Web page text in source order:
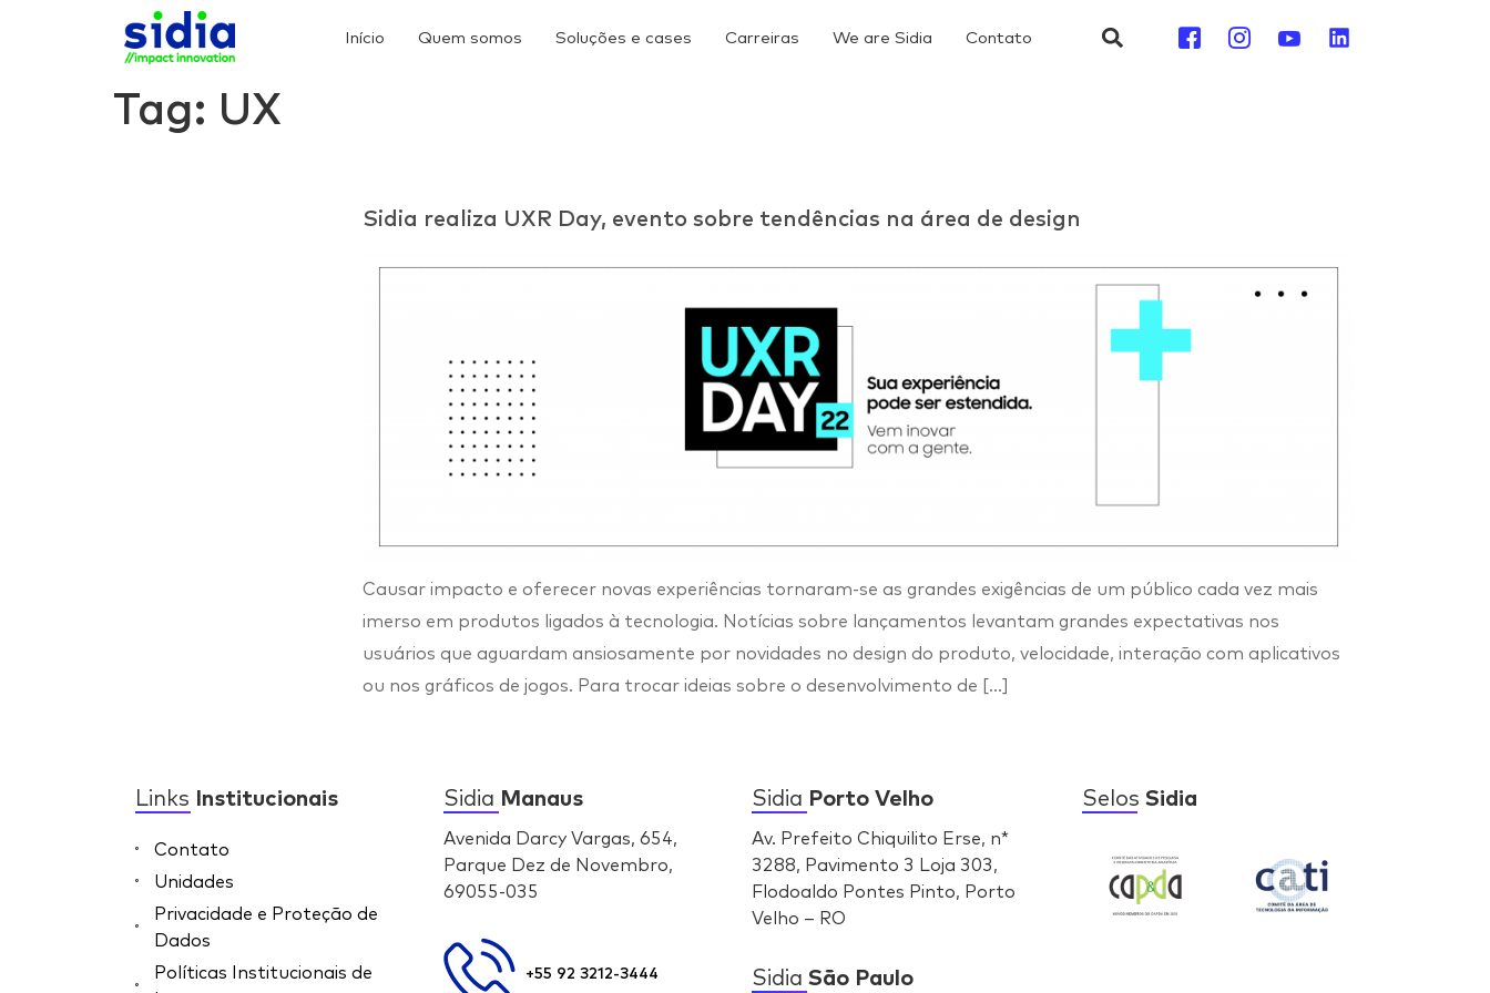
Início Quem somos Soluções e cases Carreiras We are Sidia Contato
Tag: UX
Sidia realiza UXR Day, evento sobre tendências na área de design
Causar impacto e oferecer novas experiências tornaram-se as grandes exigências de um público cada vez mais
imerso em produtos ligados à tecnologia. Notícias sobre lançamentos levantam grandes expectativas nos
usuários que aguardam ansiosamente por novidades no design do produto, velocidade, interação com aplicativos
ou nos gráficos de jogos. Para trocar ideias sobre o desenvolvimento de […]
Links Institucionais
Contato
Unidades
Privacidade e Proteção de
Dados
Políticas Institucionais de
Sidia Manaus
Avenida Darcy Vargas, 654,
Parque Dez de Novembro,
69055-035
+55 92 3212-3444
Sidia Porto Velho
Av. Prefeito Chiquilito Erse, n*
3288, Pavimento 3 Loja 303,
Flodoaldo Pontes Pinto, Porto
Velho – RO
SidiaSão Paulo
SelosSidia